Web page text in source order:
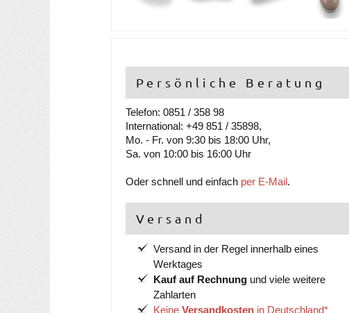
Persönliche Beratung
Telefon: 0851 / 358 98
International: +49 851 / 35898,
Mo. - Fr. von 9:30 bis 18:00 Uhr,
Sa. von 10:00 bis 16:00 Uhr
Oder schnell und einfach per E-Mail.
Versand
Versand in der Regel innerhalb eines
Werktages
Kauf auf Rechnung und viele weitere
Zahlarten
Keine Versandkosten in Deutschland*